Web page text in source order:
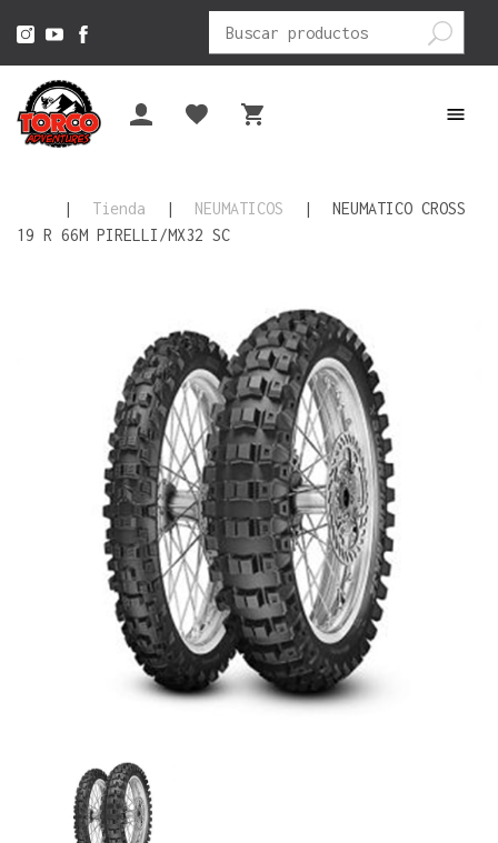
Buscar
por:
| Tienda | NEUMATICOS |
NEUMATICO CROSS
19 R 66M PIRELLI/MX32 SC